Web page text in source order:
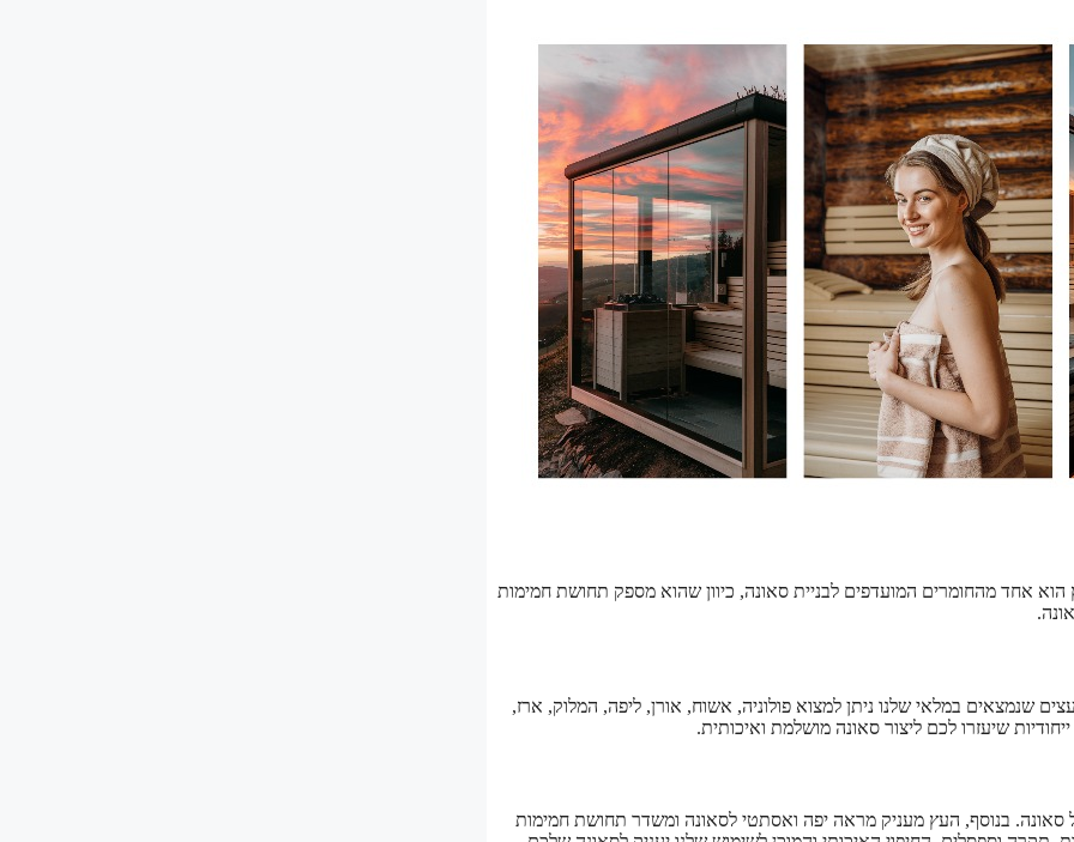
הוא אחד מהחומרים המועדפים לבניית סאונה, כיוון שהוא מספק תחושת חמימות
שנמצאים במלאי שלנו ניתן למצוא פולוניה, אשוח, אורן, ליפה, המלוק, ארז,
שיעזרו לכם ליצור סאונה מושלמת ואיכותית.
בנוסף, העץ מעניק מראה יפה ואסתטי לסאונה ומשדר תחושת חמימות